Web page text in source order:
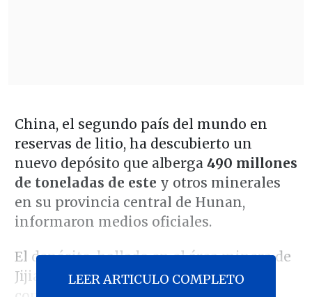
China, el segundo país del mundo en
reservas de litio, ha descubierto un
nuevo depósito que alberga 490 millones
de toneladas de este y otros minerales
en su provincia central de Hunan,
informaron medios oficiales.
El depósito, hallado en el área minera de
Jijiaoshan del condado de Linwu,
LEER ARTICULO COMPLETO